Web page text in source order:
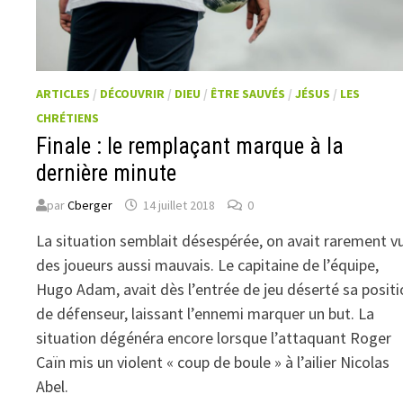
ARTICLES / DÉCOUVRIR / DIEU / ÊTRE SAUVÉS /JÉSUS / LES
CHRÉTIENS
Finale : le remplaçant marque à la
dernière minute
parCberger 14 juillet 2018 0
La situation semblait désespérée, on avait rarement
des joueurs aussi mauvais. Le capitaine de l’équipe,
Hugo Adam, avait dès l’entrée de jeu déserté sa
de défenseur, laissant l’ennemi marquer un but. La
situation dégénéra encore lorsque l’attaquant Roger
Caïn mis un violent « coup de boule » à l’ailier Nicolas
Abel.